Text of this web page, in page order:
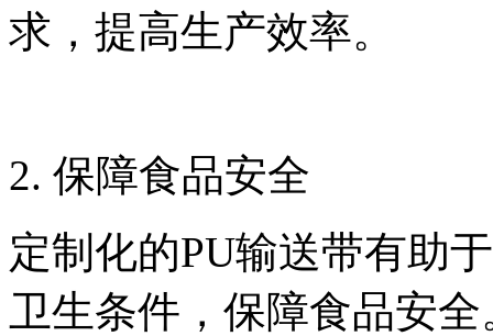
求，提高生产效率。
2. 保障食品安全
定制化的PU输送带有助
卫生条件，保障食品安全